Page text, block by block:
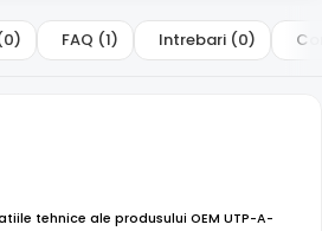
FAQ (1) Intrebari (0)
tehnice ale produsului OEM UTP-A-